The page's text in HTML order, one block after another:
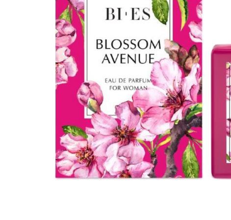
Лікери
Вермут
Текіла
Слабоалкогольні
напої
Крупи
Соуси
Консервація
Східна кухня
Снеки та закуски
Харчові
інгредієнти
Рослинна олія
Борошно та
висівки
Подарункові
набори